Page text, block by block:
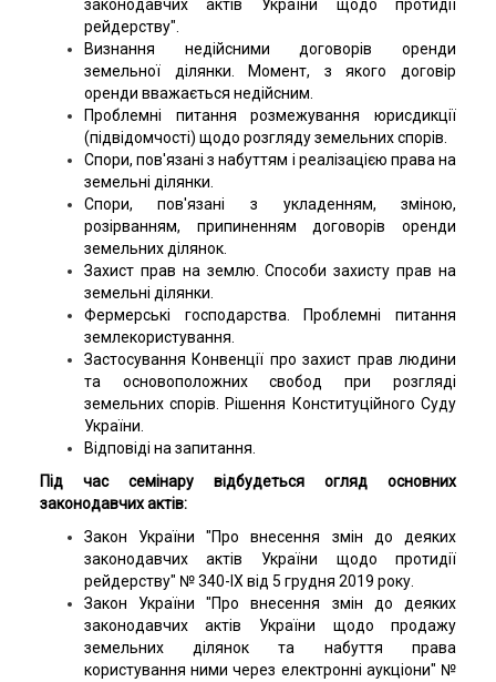
законодавчих актів України щодо протидії
рейдерству".
Визнання недійсними договорів оренди
земельної ділянки. Момент, з якого договір
оренди вважається недійсним.
Проблемні питання розмежування юрисдикції
(підвідомчості) щодо розгляду земельних спорів.
Спори, пов'язані з набуттям і реалізацією права на
земельні ділянки.
Спори, пов'язані з укладенням, зміною,
розірванням, припиненням договорів оренди
земельних ділянок.
Захист прав на землю. Способи захисту прав на
земельні ділянки.
Фермерські господарства. Проблемні питання
землекористування.
Застосування Конвенції про захист прав людини
та основоположних свобод при розгляді
земельних спорів. Рішення Конституційного Суду
України.
Відповіді на запитання.
Під час семінару відбудеться огляд основних
законодавчих актів:
Закон України "Про внесення змін до деяких
законодавчих актів України щодо протидії
рейдерству" № 340-IX від 5 грудня 2019 року.
Закон України "Про внесення змін до деяких
законодавчих актів України щодо продажу
земельних ділянок та набуття права
користування ними через електронні аукціони" №